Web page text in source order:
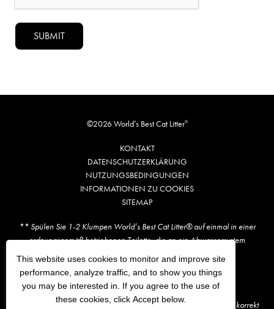
SUBMIT
©2026 World’s Best Cat Litter®
KONTAKT
DATENSCHUTZERKLÄRUNG
NUTZUNGSBEDINGUNGEN
INFORMATIONEN ZU COOKIES
SITEMAP
** Spülen Sie 1-2 Klumpen World’s Best Cat Litter® auf einmal in einer
ordnungsgemäß betriebenen Toilette, die an ein Abwassersystem
angeschlossen ist. Prüfen Sie Ihre lokalen Vorschriften.
†Im Vergleich zur führenden US-Marke.
Wir achten darauf, dass die von uns bereitgestellten Informationen korrekt
This website uses cookies to monitor and improve site
performance, analyze traffic, and to show you things
you may be interested in. If you agree to the use of
these cookies, click Accept below.